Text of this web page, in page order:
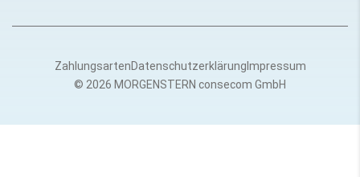
© 2026 MORGENSTERN consecom GmbH
ZahlungsartenDatenschutzerklärung Impressum